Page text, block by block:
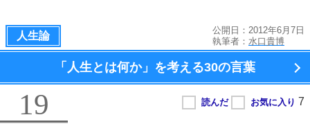
人生論
公開日：2012年6月7日
執筆者： 水口貴博
「人生とは何か」を考える30の言葉
19